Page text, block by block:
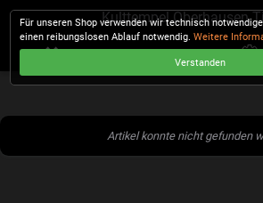
Kulttempel Oberhausen
Artikel konnte nicht gefunden
Für unseren Shop verwenden wir technisch
einen reibungslosen Ablauf notwendig.Weitere
Verstanden